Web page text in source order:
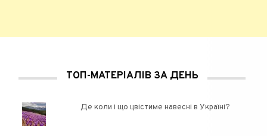
ТОП-МАТЕРІАЛІВ ЗА ДЕНЬ
Де коли і що цвістиме навесні в Україні?